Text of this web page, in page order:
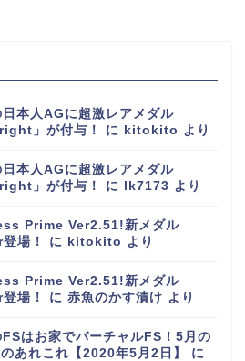
本人AGに超激レアメダル
」が付与！
に kitokito より
本人AGに超激レアメダル
」が付与！
に lk7173 より
Prime Ver2.51!新メダル
場！
に kitokito より
Prime Ver2.51!新メダル
場！
に 赤魚のかす漬け より
はお家でバーチャルFS！5月の
あれこれ【2020年5月2日】
に